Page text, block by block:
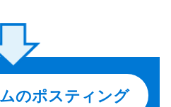
のポスティング